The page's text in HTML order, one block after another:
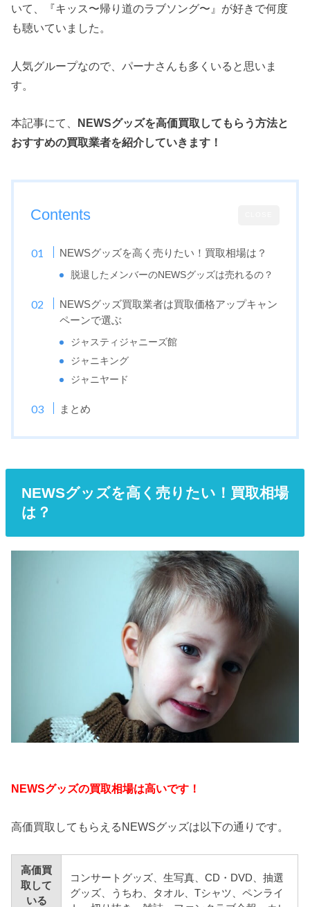
いて、『キッス〜帰り道のラブソング〜』が好きで何度
も聴いていました。
人気グループなので、パーナさんも多くいると思いま
す。
本記事にて、 NEWSグッズを高価買取してもらう方法と
おすすめの買取業者を紹介していきます！
Contents
NEWSグッズを高く売りたい！買取相場は？
脱退したメンバーのNEWSグッズは売れるの？
NEWSグッズ買取業者は買取価格アップキャン
ペーンで選ぶ
ジャスティジャニーズ館
ジャニキング
ジャニヤード
まとめ
NEWSグッズを高く売りたい！買取相場
は？
NEWSグッズの買取相場は高いです！
高価買取してもらえるNEWSグッズは以下の通りです。
高価買
取して
いる
コンサートグッズ、生写真、CD・DVD、抽選
グッズ、うちわ、タオル、Tシャツ、ペンライ